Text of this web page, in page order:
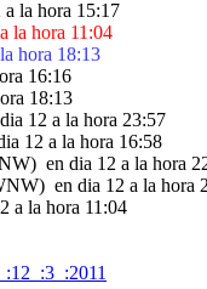
la hora 11:04
hora 18:13
16:16
18:13
12 a la hora 23:57
12 a la hora 16:58
en dia 12 a la hora
en dia 12 a la hora
a la hora 11:04
:3  :2011